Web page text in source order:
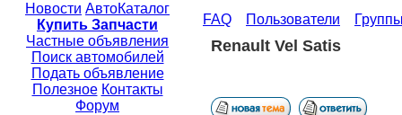
Новости АвтоКаталог
Купить Запчасти
Частные объявления
Поиск автомобилей
Подать объявление
Полезное Контакты
Форум
FAQ Пользователи
Renault Vel Satis